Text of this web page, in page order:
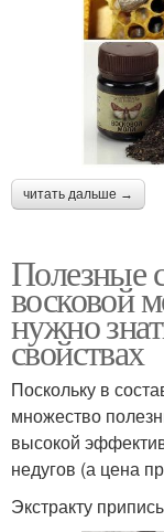
читать дальше →
Полезные
восковой
нужно
свойствах
Поскольку в
множество
высокой
недугов (а цена
Экстракту